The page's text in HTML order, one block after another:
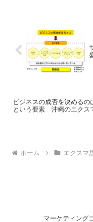
ビジネスの成否を決めるの
という要素 沖縄のエクス
ホーム エクスマ
マーケティング